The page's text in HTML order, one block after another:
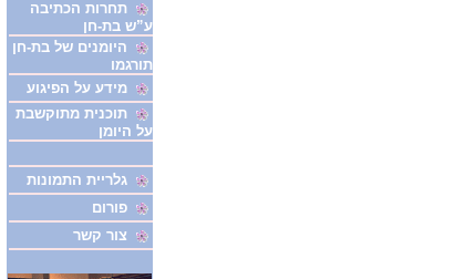
תחרות הכתיבה
ע”ש בת-חן
היומנים של בת-חן
תורגמו
מידע על הפיגוע
תוכנית מתוקשבת
על היומן
גלריית התמונות
פורום
צור קשר